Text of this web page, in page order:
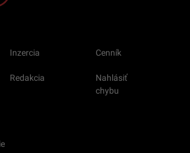
Inzercia Cenník
Redakcia
Nahlásiť
chybu